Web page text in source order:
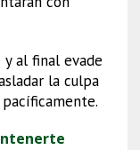
al final evade
la culpa